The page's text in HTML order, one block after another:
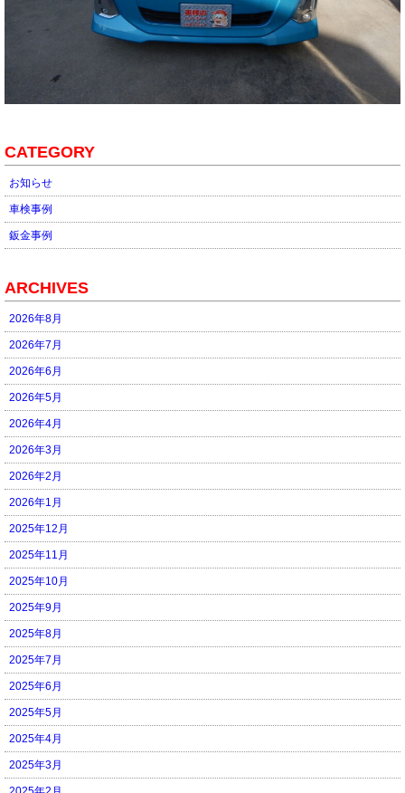
CATEGORY
お知らせ
車検事例
鈑金事例
ARCHIVES
2026年8月
2026年7月
2026年6月
2026年5月
2026年4月
2026年3月
2026年2月
2026年1月
2025年12月
2025年11月
2025年10月
2025年9月
2025年8月
2025年7月
2025年6月
2025年5月
2025年4月
2025年3月